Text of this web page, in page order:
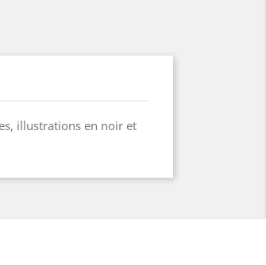
illustrations en noir et